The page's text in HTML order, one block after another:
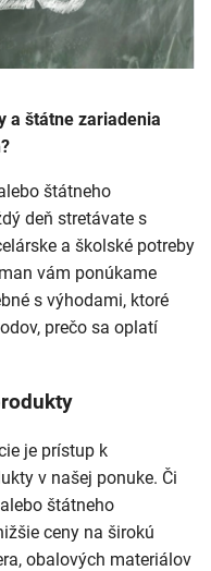
a štátne zariadenia
štátneho
deň stretávate s
a školské potreby
vám ponúkame
s výhodami, ktoré
prečo sa oplatí
je prístup k
v našej ponuke. Či
štátneho
ceny na širokú
obalových materiálov